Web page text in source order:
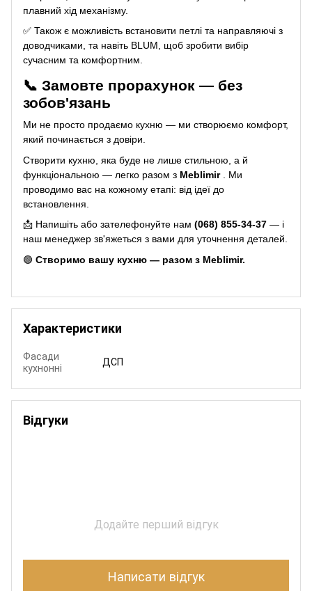
плавний хід механізму.
✅ Також є можливість встановити петлі та направляючі з
доводчиками, та навіть BLUM, щоб зробити вибір
сучасним та комфортним.
📞 Замовте прорахунок — без
зобов'язань
Ми не просто продаємо кухню — ми створюємо комфорт,
який починається з довіри.
Створити кухню, яка буде не лише стильною, а й
функціональною — легко разом з Meblimir. Ми
проводимо вас на кожному етапі: від ідеї до
встановлення.
📩 Напишіть або зателефонуйте нам (068) 855-34-37 — і
наш менеджер зв'яжеться з вами для уточнення деталей.
🟢 Створимо вашу кухню — разом з Meblimir.
Характеристики
Фасади
кухнонні
ДСП
Відгуки
Додайте перший відгук
Написати відгук